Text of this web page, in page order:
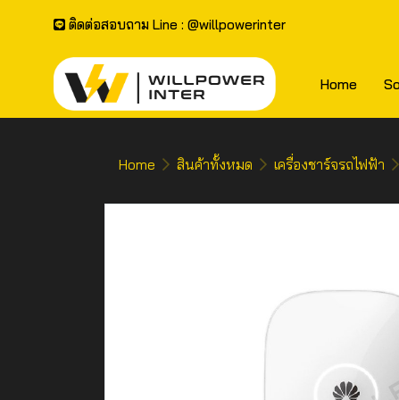
ติดต่อสอบถาม Line : @willpowerinter
Home
Home สินค้าทั้งหมด เครื่องชาร์จรถไฟฟ้า